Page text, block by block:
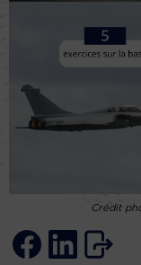
Crédit